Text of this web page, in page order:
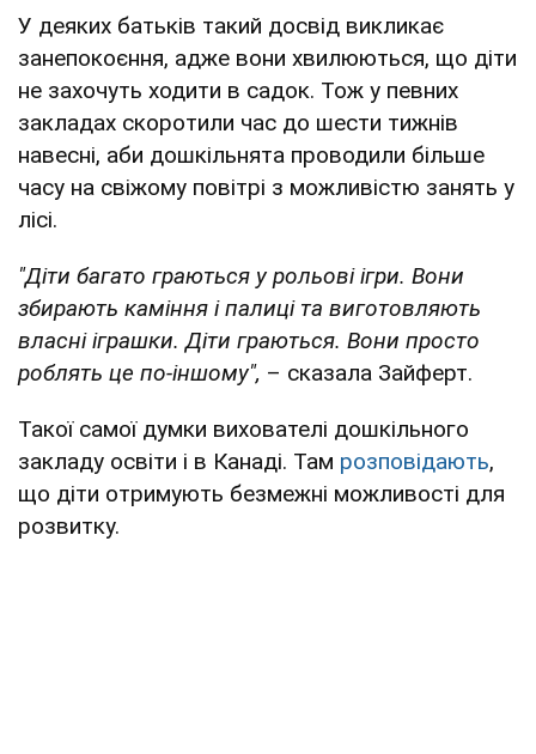
У деяких батьків такий досвід викликає
занепокоєння, адже вони хвилюються, що діти
не захочуть ходити в садок. Тож у певних
закладах скоротили час до шести тижнів
навесні, аби дошкільнята проводили більше
часу на свіжому повітрі з можливістю занять у
лісі.
"Діти багато граються у рольові ігри. Вони
збирають каміння і палиці та виготовляють
власні іграшки. Діти граються. Вони просто
роблять це по-іншому", – сказала Зайферт.
Такої самої думки вихователі дошкільного
закладу освіти і в Канаді. Там розповідають,
що діти отримують безмежні можливості для
розвитку.